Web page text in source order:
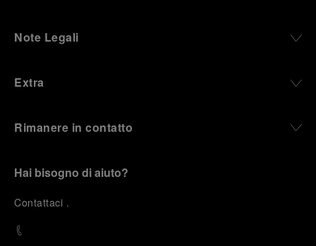
Note Legali
Extra
Rimanere in contatto
Hai bisogno di aiuto?
Contattaci .